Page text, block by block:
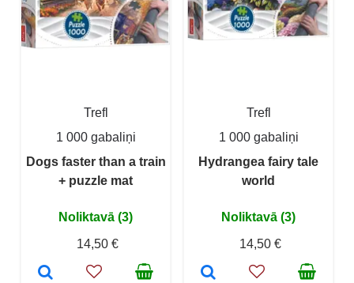
Trefl
1 000 gabaliņi
Dogs faster than a train
+ puzzle mat
Noliktavā (3)
14,50 €
Trefl
1 000 gabaliņi
Hydrangea fairy tale
world
Noliktavā (3)
14,50 €